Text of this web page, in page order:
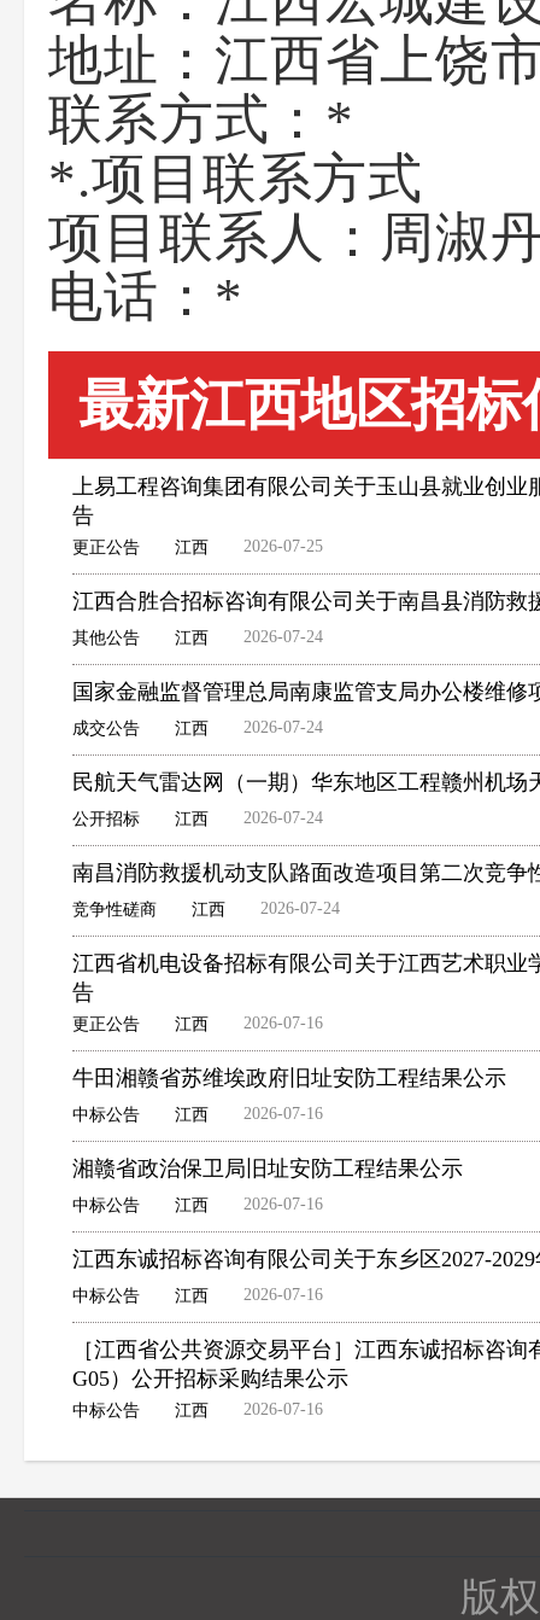
地址： 江西省上饶
联系方式： *
*.项目联系方式
项目联系人： 周淑
电话： *
最新江西地区招标
上易工程咨询集团有限公司关于玉山县就业创业
告
更正公告 江西 2026-07-25
江西合胜合招标咨询有限公司关于南昌县消防救
其他公告 江西 2026-07-24
国家金融监督管理总局南康监管支局办公楼维修
成交公告 江西 2026-07-24
民航天气雷达网（一期）华东地区工程赣州机
公开招标 江西 2026-07-24
南昌消防救援机动支队路面改造项目第二次竞争
竞争性磋商 江西 2026-07-24
江西省机电设备招标有限公司关于江西艺术职业
告
更正公告 江西 2026-07-16
牛田湘赣省苏维埃政府旧址安防工程结果公示
中标公告 江西 2026-07-16
湘赣省政治保卫局旧址安防工程结果公示
中标公告 江西 2026-07-16
江西东诚招标咨询有限公司关于东乡区2027-
中标公告 江西 2026-07-16
［江西省公共资源交易平台］江西东诚招标咨
G05）公开招标采购结果公示
中标公告 江西 2026-07-16
版